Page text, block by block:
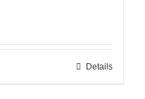
Details